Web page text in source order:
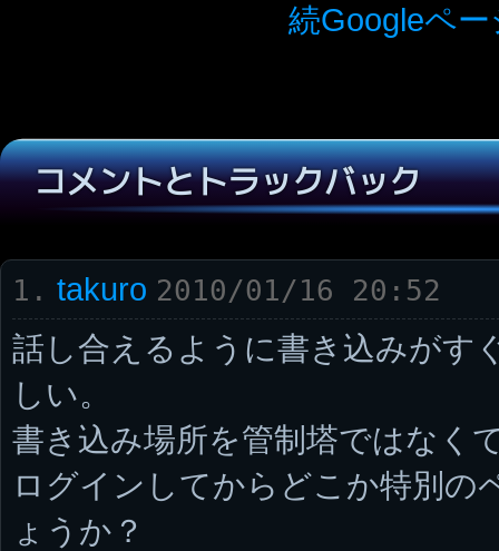
続Googleペ
コメントとトラックバック
1. takuro 2010/01/16 20:52
話し合えるように書き込みがす
しい。
書き込み場所を管制塔ではなく
ログインしてからどこか特別の
ょうか？